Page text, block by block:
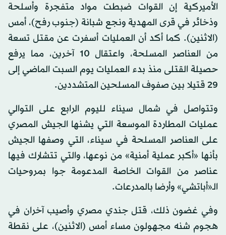
الأميركية إن القوات ضبطت مواد متفجرة وأسلحة
وذخائر في قرى المهدية ونجع شبانة (جنوب رفح)، أمس
(الاثنين). كما أكد أن العمليات أسفرت عن مقتل تسعة
من العناصر المسلحة، واعتقال 10 آخرين، مما يرفع
حصيلة القتلى منذ بدء العمليات يوم السبت الماضي إلى
29 قتيلا بين صفوف المسلحين المتشددين.
وتتواصل في شمال سيناء لليوم الرابع على التوالي
عمليات المطاردة الموسعة التي يشنها الجيش المصري
على العناصر المسلحة في سيناء، التي وصفها الجيش
بأنها «أكبر عملية أمنية» من نوعها، والتي تتشارك فيها
عناصر من القوات الخاصة المدعومة جوا بمروحيات
الـ«أباتشي» وأرضا بالمدرعات.
وفي غضون ذلك، قتل جندي مصري وأصيب آخران في
هجوم شنه مجهولون مساء أمس (الاثنين)، على نقطة